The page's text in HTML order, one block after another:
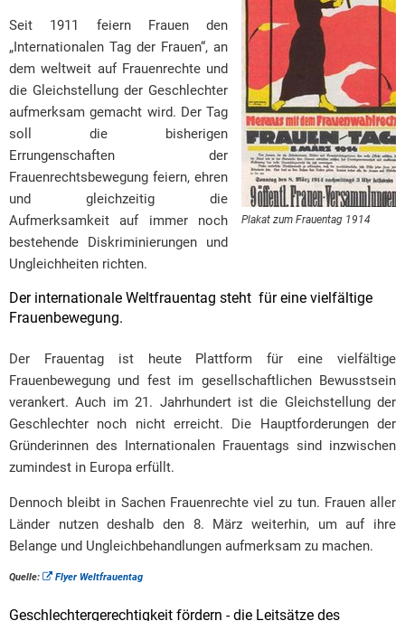
Plakat zum Frauentag 1914
Seit 1911 feiern Frauen den
„Internationalen Tag der Frauen“, an
dem weltweit auf Frauenrechte und
die Gleichstellung der Geschlechter
aufmerksam gemacht wird. Der Tag
soll die bisherigen
Errungenschaften der
Frauenrechtsbewegung feiern, ehren
und gleichzeitig die
Aufmerksamkeit auf immer noch
bestehende Diskriminierungen und
Ungleichheiten richten.
Der internationale Weltfrauentag steht für eine vielfältige
Frauenbewegung.
Der Frauentag ist heute Plattform für eine vielfältige
Frauenbewegung und fest im gesellschaftlichen Bewusstsein
verankert. Auch im 21. Jahrhundert ist die Gleichstellung der
Geschlechter noch nicht erreicht. Die Hauptforderungen der
Gründerinnen des Internationalen Frauentags sind inzwischen
zumindest in Europa erfüllt.
Dennoch bleibt in Sachen Frauenrechte viel zu tun. Frauen aller
Länder nutzen deshalb den 8. März weiterhin, um auf ihre
Belange und Ungleichbehandlungen aufmerksam zu machen.
Quelle: Flyer Weltfrauentag
Geschlechtergerechtigkeit fördern - die Leitsätze des